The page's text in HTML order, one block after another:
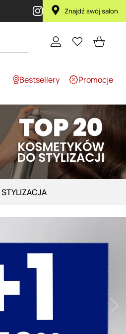
Znajdź swój salon
Bestsellery Promocje
STYLIZACJA